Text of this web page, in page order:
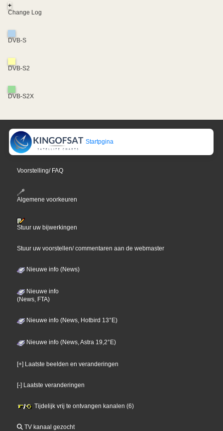
+
Change Log
DVB-S
DVB-S2
DVB-S2X
Startpgina
Voorstelling/ FAQ
Algemene voorkeuren
Stuur uw bijwerkingen
Stuur uw voorstellen/ commentaren aan de webmaster
Nieuwe info (News)
Nieuwe info
(News, FTA)
Nieuwe info (News, Hotbird 13°E)
Nieuwe info (News, Astra 19,2°E)
[+] Laatste beelden en veranderingen
[-] Laatste veranderingen
Tijdelijk vrij te ontvangen kanalen (6)
TV kanaal gezocht